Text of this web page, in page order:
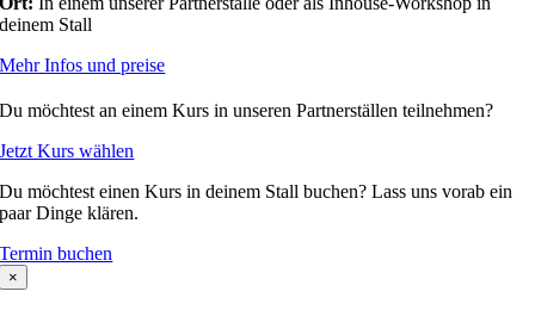
deinem Stall
Mehr Infos und preise
Du möchtest an einem Kurs in unseren Partnerställen teilnehmen?
Jetzt Kurs wählen
Du möchtest einen Kurs in deinem Stall buchen? Lass uns vorab ein
paar Dinge klären.
Termin buchen
×